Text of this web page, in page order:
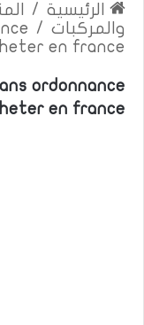
الرئيسية /
والمركبات /
en france
ordonnance
en france